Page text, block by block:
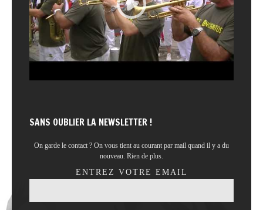
SANS OUBLIER LA NEWSLETTER !
On garde le contact ? On vous tient au courant par mail quand il y a du
nouveau. Rien de plus.
ENTREZ VOTRE EMAIL